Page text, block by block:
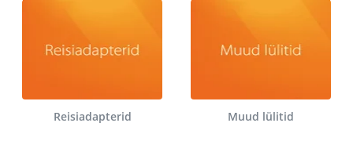
Reisiadapterid Muud lülitid